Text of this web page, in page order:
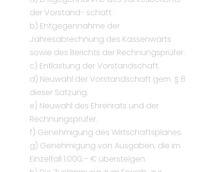
der Vorstand- schaft.
b) Entgegennahme der
Jahresabrechnung des Kassenwarts
sowie des Berichts der Rechnungsprüfer.
c) Entlastung der Vorstandschaft.
d) Neuwahl der Vorstandschaft gem. § 8
dieser Satzung.
e) Neuwahl des Ehrenrats und der
Rechnungsprüfer.
f) Genehmigung des Wirtschaftsplanes.
g) Genehmigung von Ausgaben, die im
Einzelfall 1.000,– € übersteigen.